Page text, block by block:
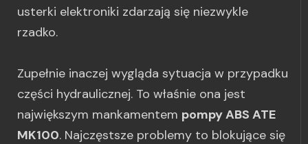
usterki elektroniki zdarzają się niezwykle
rzadko.
Zupełnie inaczej wygląda sytuacja w przypadku
części hydraulicznej. To właśnie ona jest
największym mankamentem pompy ABS ATE
MK100. Najczęstsze problemy to blokujące się